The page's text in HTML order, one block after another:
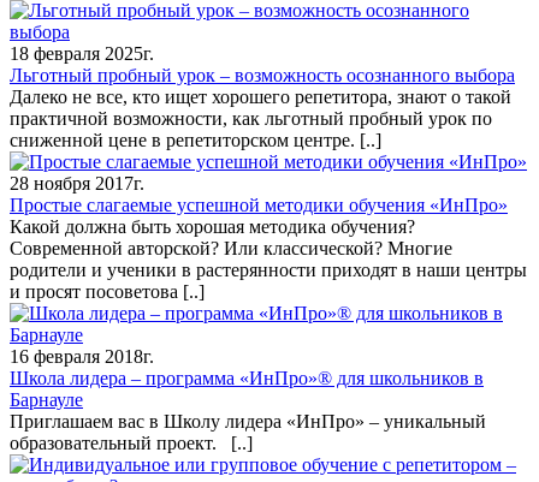
18 февраля 2025г.
Льготный пробный урок – возможность осознанного выбора
Далеко не все, кто ищет хорошего репетитора, знают о такой
практичной возможности, как льготный пробный урок по
сниженной цене в репетиторском центре. [..]
28 ноября 2017г.
Простые слагаемые успешной методики обучения «ИнПро»
Какой должна быть хорошая методика обучения?
Современной авторской? Или классической? Многие
родители и ученики в растерянности приходят в наши центры
и просят посоветова [..]
16 февраля 2018г.
Школа лидера – программа «ИнПро»® для школьников в
Барнауле
Приглашаем вас в Школу лидера «ИнПро» – уникальный
образовательный проект. [..]